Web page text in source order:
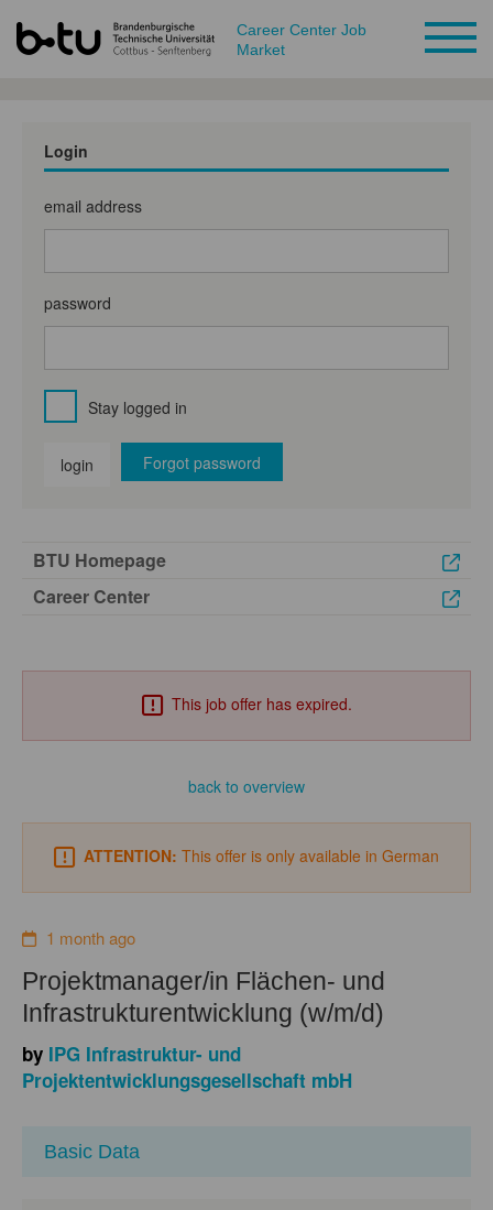
Career Center Job
Market
Login
email address
password
Stay logged in
login Forgot password
BTU Homepage
Career Center
This job offer has expired.
back to overview
ATTENTION: This offer is only available in German
1 month ago
Projektmanager/in Flächen- und
Infrastrukturentwicklung (w/m/d)
by IPG Infrastruktur- und
Projektentwicklungsgesellschaft mbH
Basic Data